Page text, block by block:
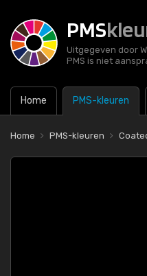
PMS
Uitgegeven door
PMS is niet
Home PMS-kleuren
Home PMS-kleuren